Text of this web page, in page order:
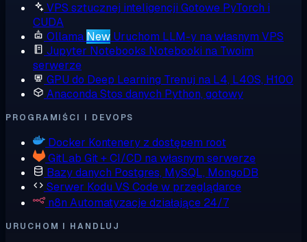
VPS sztucznej inteligencji Gotowe PyTorch i
CUDA
Ollama New Uruchom LLM-y na własnym VPS
Jupyter Notebooks Notebooki na Twoim
serwerze
GPU do Deep Learning Trenuj na L4, L40S, H100
AnacondaStos danych Python, gotowy
PROGRAMIŚCI I DEVOPS
Docker Kontenery z dostępem root
GitLab Git + CI/CD na własnym serwerze
Bazy danych Postgres, MySQL, MongoDB
Serwer Kodu VS Code w przeglądarce
n8n Automatyzacje działające 24/7
URUCHOM I HANDLUJ